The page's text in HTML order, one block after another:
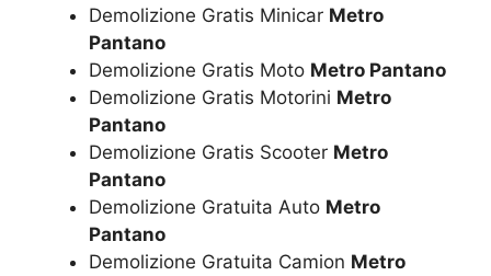
Demolizione Gratis Minicar Metro
Pantano
Demolizione Gratis Moto Metro Pantano
Demolizione Gratis Motorini Metro
Pantano
Demolizione Gratis Scooter Metro
Pantano
Demolizione Gratuita Auto Metro
Pantano
Demolizione Gratuita Camion Metro